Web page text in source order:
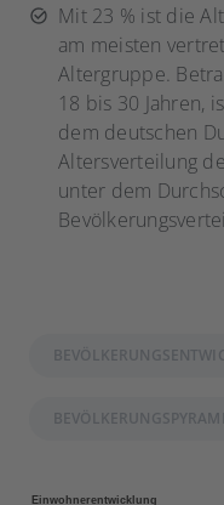
Mit 23 % ist die
am meisten
Altergruppe.
18 bis 30 Jahren,
dem deutschen
Altersverteilung
unter dem